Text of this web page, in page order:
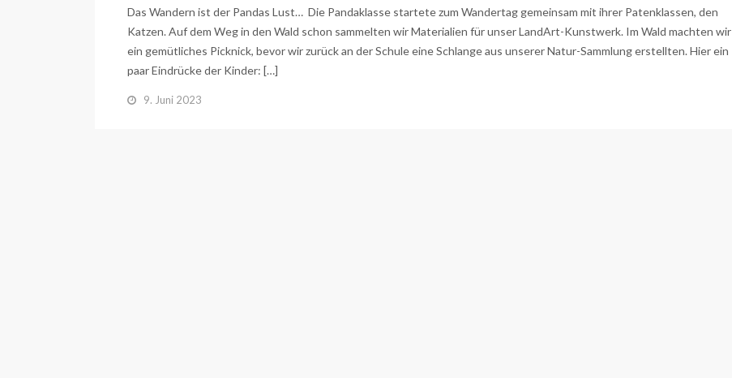
Das Wandern ist der Pandas Lust… Die Pandaklasse startete zum Wandertag gemeinsam mit ihrer Patenklassen, den
Katzen. Auf dem Weg in den Wald schon sammelten wir Materialien für unser LandArt-Kunstwerk. Im Wald machten wir
ein gemütliches Picknick, bevor wir zurück an der Schule eine Schlange aus unserer Natur-Sammlung erstellten. Hier ein
paar Eindrücke der Kinder: […]
9. Juni 2023